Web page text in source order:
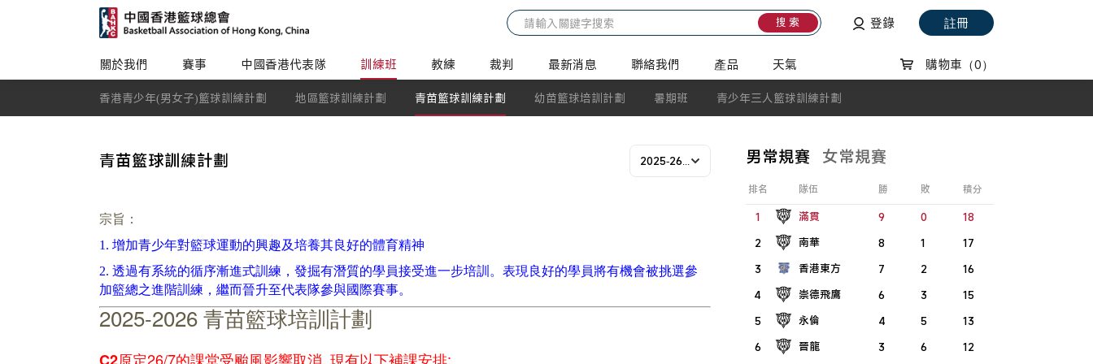
搜 索 登錄 註冊
關於我們 賽事 中國香港代表隊 訓練班 教練 裁判 最新消息 聯絡我們 產品 天氣 購物車 （0）
香港青少年(男女子)籃球訓練計劃 地區籃球訓練計劃 青苗籃球訓練計劃 幼苗籃球培訓計劃 暑期班 青少年三人籃球訓練計劃
青苗籃球訓練計劃 2025-26年度
宗旨：
1. 增加青少年對籃球運動的興趣及培養其良好的體育精神
2. 透過有系統的循序漸進式訓練，發掘有潛質的學員接受進一步培訓。表現良好的學員將有機會被挑選參
加籃總之進階訓練，繼而晉升至代表隊參與國際賽事。
2025-2026 青苗籃球培訓計劃
原定26/7的課堂受颱風影響取消, 現有以下補課安排:
男常規賽 女常規賽
排名 隊伍 勝 敗 積分
1 滿貫 9 0
18
2
南華 8 1
17
3
香港東方 7 2
16
4
崇德飛鷹 6 3
15
5
永倫 4 5
13
6
晉龍 3 6
12